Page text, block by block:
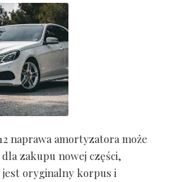
naprawa amortyzatora może
zakupu nowej części,
jest oryginalny korpus i